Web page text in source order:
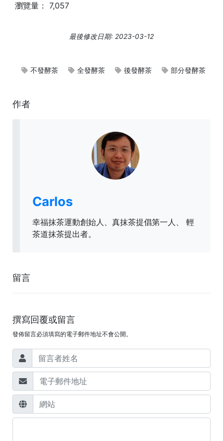
瀏覽量： 7,057
最後修改日期: 2023-03-12
不發酵茶 全發酵茶 後發酵茶 部分發酵茶
作者
Carlos
幸福抹茶運動創始人、真抹茶提倡第一人、 輕
茶道抹茶提出者。
留言
撰寫回覆或留言
發佈留言必須填寫的電子郵件地址不會公開。